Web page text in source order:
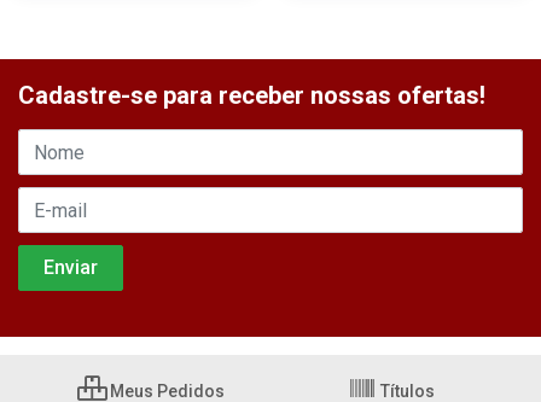
Cadastre-se para receber nossas ofertas!
Meus Pedidos Títulos